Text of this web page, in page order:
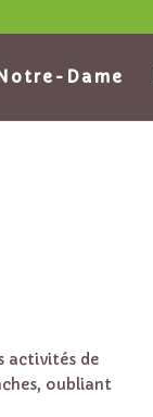
Dame
activités de
oubliant